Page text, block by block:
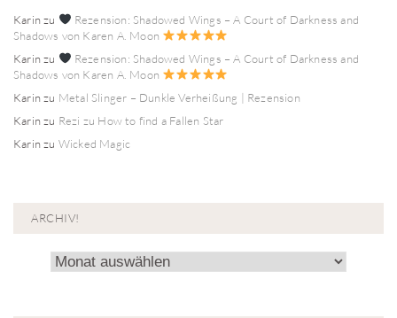
Karinzu
Rezension: Shadowed Wings – A Court of Darkness and
Shadows von Karen A. Moon
Karinzu
Rezension: Shadowed Wings – A Court of Darkness and
Shadows von Karen A. Moon
Karinzu Metal Slinger – Dunkle Verheißung | Rezension
Karinzu Rezi zu How to find a Fallen Star
Karinzu Wicked Magic
ARCHIV!
Archiv!